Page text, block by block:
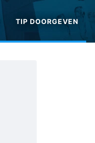
TIP DOORGEVEN